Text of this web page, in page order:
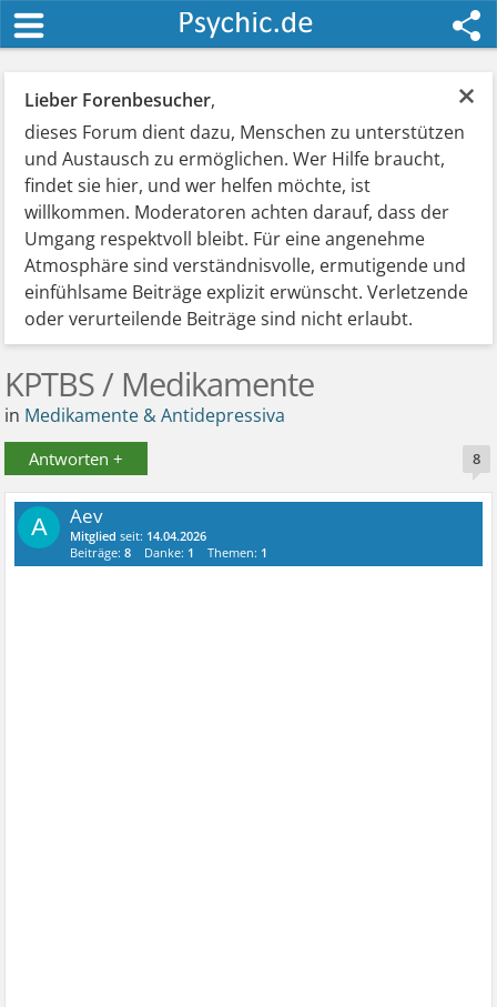
×
Lieber Forenbesucher,
dieses Forum dient dazu, Menschen zu unterstützen
und Austausch zu ermöglichen. Wer Hilfe braucht,
findet sie hier, und wer helfen möchte, ist
willkommen. Moderatoren achten darauf, dass der
Umgang respektvoll bleibt. Für eine angenehme
Atmosphäre sind verständnisvolle, ermutigende und
einfühlsame Beiträge explizit erwünscht. Verletzende
oder verurteilende Beiträge sind nicht erlaubt.
KPTBS / Medikamente
in Medikamente & Antidepressiva
Antworten + 8
A Aev
Mitglied seit: 14.04.2026
Beiträge:8 Danke: 1 Themen: 1